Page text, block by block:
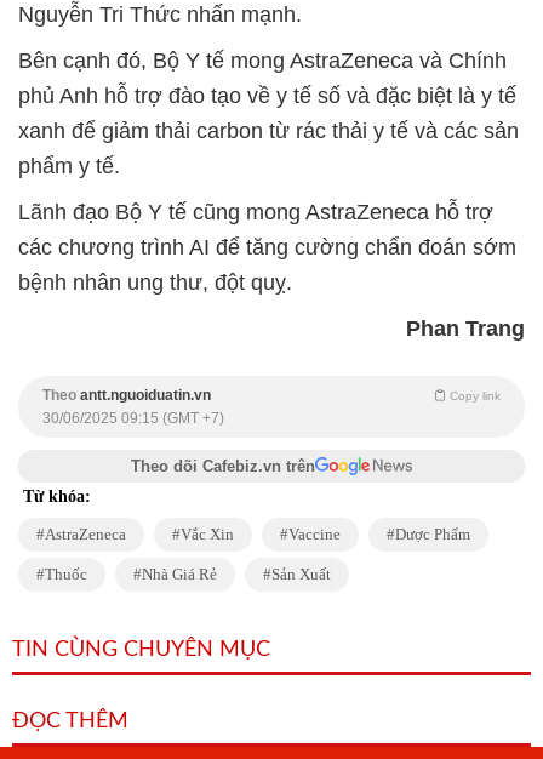
Nguyễn Tri Thức nhấn mạnh.
Bên cạnh đó, Bộ Y tế mong AstraZeneca và Chính
phủ Anh hỗ trợ đào tạo về y tế số và đặc biệt là y tế
xanh để giảm thải carbon từ rác thải y tế và các sản
phẩm y tế.
Lãnh đạo Bộ Y tế cũng mong AstraZeneca hỗ trợ
các chương trình AI để tăng cường chẩn đoán sớm
bệnh nhân ung thư, đột quỵ.
Phan Trang
Theo antt.nguoiduatin.vn Copy link
30/06/2025 09:15 (GMT +7)
Theo dõi Cafebiz.vn trên
Từ khóa:
AstraZeneca Vắc Xin Vaccine Dược Phẩm
Thuốc Nhà Giá Rẻ Sản Xuất
TIN CÙNG CHUYÊN MỤC
ĐỌC THÊM